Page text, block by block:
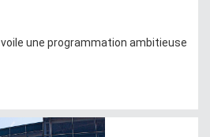
une programmation ambitieuse